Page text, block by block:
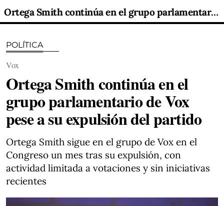
Ortega Smith continúa en el grupo parlamentario de Vox pese a su expulsión del partido
POLÍTICA
Vox
Ortega Smith continúa en el
grupo parlamentario de Vox
pese a su expulsión del partido
Ortega Smith sigue en el grupo de Vox en el
Congreso un mes tras su expulsión, con
actividad limitada a votaciones y sin iniciativas
recientes